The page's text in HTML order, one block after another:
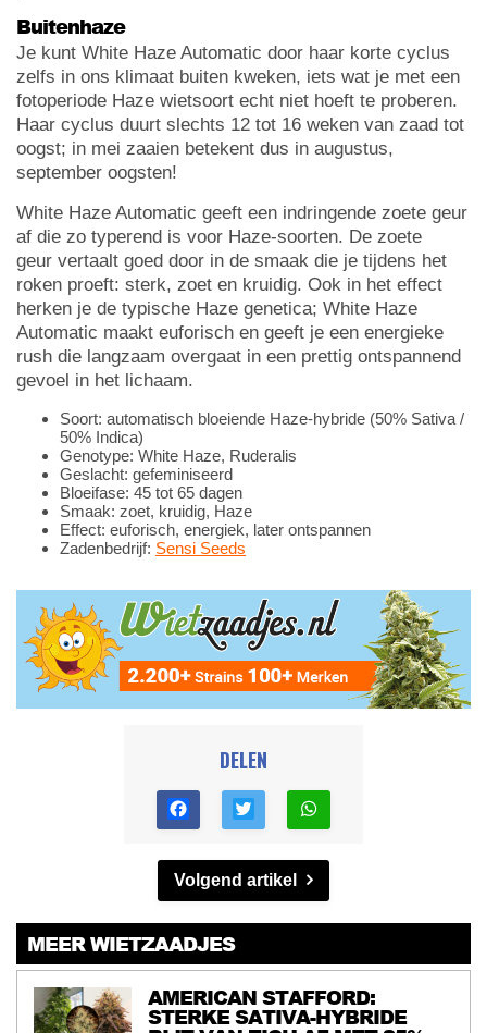
Buitenhaze
Je kunt White Haze Automatic door haar korte cyclus
zelfs in ons klimaat buiten kweken, iets wat je met een
fotoperiode Haze wietsoort echt niet hoeft te proberen.
Haar cyclus duurt slechts 12 tot 16 weken van zaad tot
oogst; in mei zaaien betekent dus in augustus,
september oogsten!
White Haze Automatic geeft een indringende zoete geur
af die zo typerend is voor Haze-soorten. De zoete
geur vertaalt goed door in de smaak die je tijdens het
roken proeft: sterk, zoet en kruidig. Ook in het effect
herken je de typische Haze genetica; White Haze
Automatic maakt euforisch en geeft je een energieke
rush die langzaam overgaat in een prettig ontspannend
gevoel in het lichaam.
Soort: automatisch bloeiende Haze-hybride (50% Sativa /
50% Indica)
Genotype: White Haze, Ruderalis
Geslacht: gefeminiseerd
Bloeifase: 45 tot 65 dagen
Smaak: zoet, kruidig, Haze
Effect: euforisch, energiek, later ontspannen
Zadenbedrijf: Sensi Seeds
DELEN
Volgend artikel
MEER WIETZAADJES
AMERICAN STAFFORD:
STERKE SATIVA-HYBRIDE